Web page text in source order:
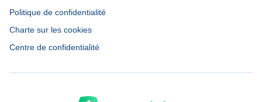
Politique de confidentialité
Charte sur les cookies
Centre de confidentialité